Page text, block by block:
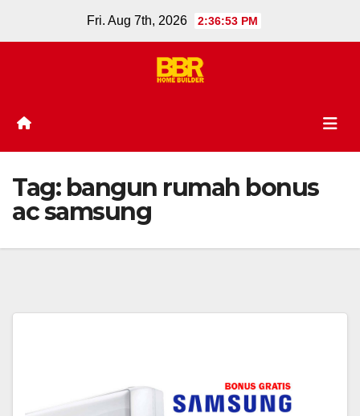
Fri. Aug 7th, 2026 2:36:53 PM
Tag: bangun rumah bonus
ac samsung